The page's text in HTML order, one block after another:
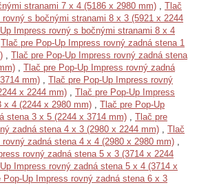
stranami 7 x 4 (5186 x 2980 mm) , Tlač
s bočnými stranami 8 x 3 (5921 x 2244
Impress rovný s bočnými stranami 8 x 4
Tlač pre Pop-Up Impress rovný zadná stena 1
, Tlač pre Pop-Up Impress rovný zadná stena
, Tlač pre Pop-Up Impress rovný zadná
mm) , Tlač pre Pop-Up Impress rovný
x 2244 mm) , Tlač pre Pop-Up Impress
x 4 (2244 x 2980 mm) , Tlač pre Pop-Up
stena 3 x 5 (2244 x 3714 mm) , Tlač pre
zadná stena 4 x 3 (2980 x 2244 mm) , Tlač
zadná stena 4 x 4 (2980 x 2980 mm) ,
rovný zadná stena 5 x 3 (3714 x 2244
Impress rovný zadná stena 5 x 4 (3714 x
Pop-Up Impress rovný zadná stena 6 x 3